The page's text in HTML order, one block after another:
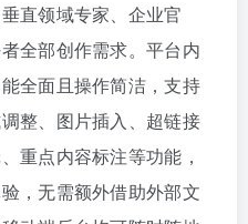
直领域专家、企业官
全部创作需求。平台内
全面且操作简洁，支持
整、图片插入、超链接
重点内容标注等功能，
，无需额外借助外部文